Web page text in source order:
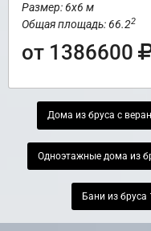
Размер: 6х6 м
Общая площадь: 66.22
от 1386600
Дома из бруса с
Одноэтажные дома из
Бани из бруса